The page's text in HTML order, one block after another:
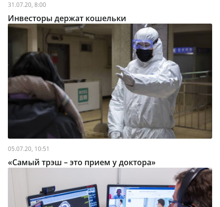
31.07.20, 8:00
Инвесторы держат кошельки
05.07.20, 10:51
«Самый трэш – это прием у доктора»